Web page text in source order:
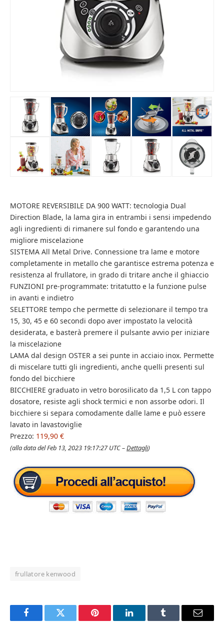
MOTORE REVERSIBILE DA 900 WATT: tecnologia Dual
Direction Blade, la lama gira in entrambi i sensi impedendo
agli ingredienti di rimanere sul fondo e garantendo una
migliore miscelazione
SISTEMA All Metal Drive. Connessione tra lame e motore
completamente in metallo che garantisce estrema potenza e
resistenza al frullatore, in grado di tritare anche il ghiaccio
FUNZIONI pre-programmate: tritatutto e la funzione pulse
in avanti e indietro
SELETTORE tempo che permette di selezionare il tempo tra
15, 30, 45 e 60 secondi dopo aver impostato la velocità
desiderata, e basterà premere il pulsante avvio per iniziare
la miscelazione
LAMA dal design OSTER a sei punte in acciaio inox. Permette
di miscelare tutti gli ingredienti, anche quelli presenti sul
fondo del bicchiere
BICCHIERE graduato in vetro borosilicato da 1,5 L con tappo
dosatore, resiste agli shock termici e non assorbe odori. Il
bicchiere si separa comodamente dalle lame e può essere
lavato in lavastoviglie
Prezzo: 119,90 €
(alla data del Feb 13, 2023 19:17:27 UTC –Dettagli)
frullatore kenwood
FacebookTwitter Pinterest LinkedInTumblr Email